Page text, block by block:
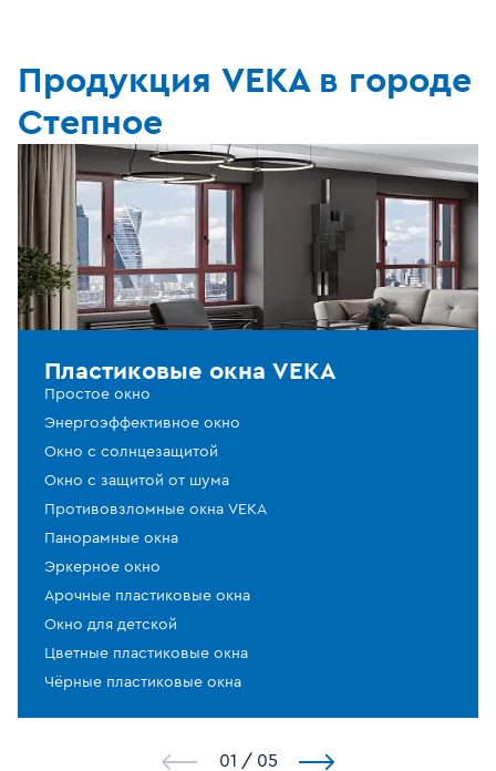
Продукция VEKA в городе
Степное
Пластиковые окна VEKA
Простое окно
Энергоэффективное окно
Окно с солнцезащитой
Окно с защитой от шума
Противовзломные окна VEKA
Панорамные окна
Эркерное окно
Арочные пластиковые окна
Окно для детской
Цветные пластиковые окна
Чёрные пластиковые окна
1 / 5